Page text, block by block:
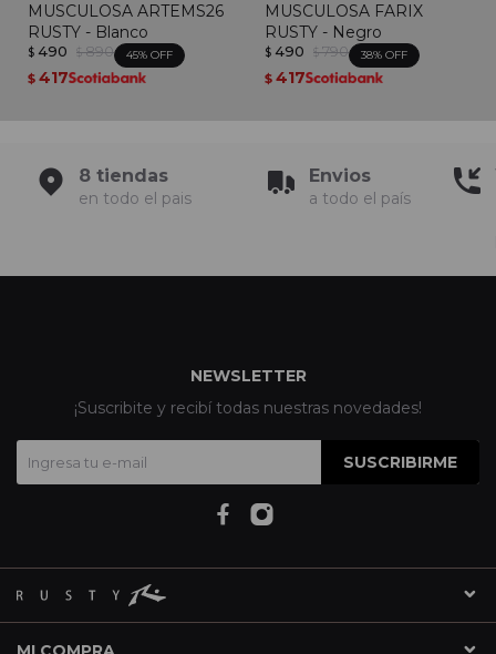
MUSCULOSA ARTEMS26
RUSTY - Blanco
$ 490 $ 890 45
$ 417
MUSCULOSA FARIX
RUSTY - Negro
$ 490 $ 790 38
$ 417
8 tiendas
en todo el pais
Envios
a todo el país
NEWSLETTER
¡Suscribite y recibí todas nuestras novedades!
SUSCRIBIRME